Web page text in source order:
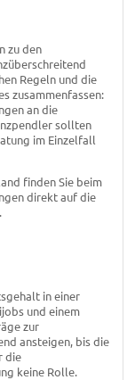
zu den
Regeln und die
zusammenfassen:
an die
sollten
im Einzelfall
finden Sie beim
direkt auf die
in einer
und einem
zur
ansteigen, bis die
die
keine Rolle.